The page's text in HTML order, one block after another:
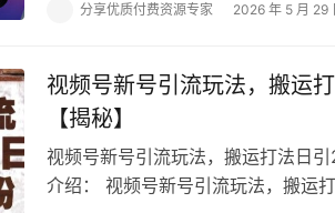
分享优质付费资源专家 2026 年 5 月 29
视频号新号引流玩法，搬运
【揭秘】
视频号新号引流玩法，搬运打法日
介绍： 视频号新号引流玩法，搬运